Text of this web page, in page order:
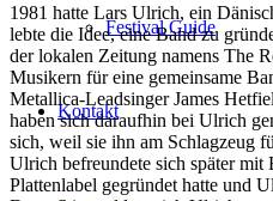
Festival Guide
Kontakt
1981 hatte Lars Ulrich, ein
lebte die Idee, eine Band zu
der lokalen Zeitung namens The
Musikern für eine gemeinsame
Metallica-Leadsinger James
haben sich daraufhin bei Ulrich
sich, weil sie ihn am Schlagzeug
Ulrich befreundete sich später mit
Plattenlabel gegründet hatte und